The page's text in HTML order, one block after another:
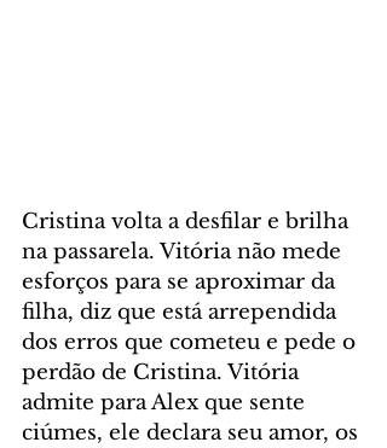
Cristina volta a desfilar e brilha
na passarela. Vitória não mede
esforços para se aproximar da
filha, diz que está arrependida
dos erros que cometeu e pede o
perdão de Cristina. Vitória
admite para Alex que sente
ciúmes, ele declara seu amor, os